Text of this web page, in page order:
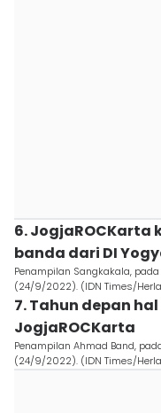
6.
banda dari DI
Penampilan Sangkakala, pada
(24/9/2022). (IDN Times/
7. Tahun depan
JogjaROCKarta
Penampilan Ahmad Band,
(24/9/2022). (IDN Times/